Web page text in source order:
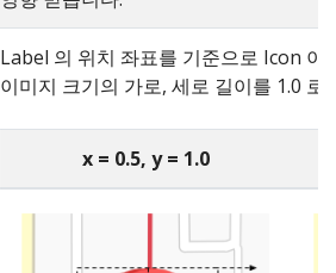
Label 의 위치 좌표를 기준으로 Icon
이미지 크기의 가로, 세로 길이를 1.0 로
x = 0.5, y = 1.0